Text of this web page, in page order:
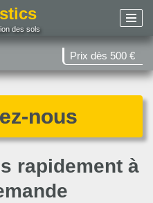
des sols
Prix dès 500 €
nous
rapidement à